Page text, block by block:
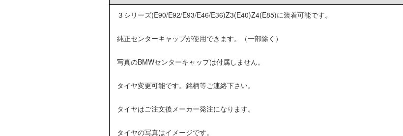
３シリーズ(E90/E92/E93/E46/E36)Z3(E40)Z4(E85)に装着可能です。
純正センターキャップが使用できます。（一部除く）
写真のBMWセンターキャップは付属しません。
タイヤ変更可能です。銘柄等ご連絡下さい。
タイヤはご注文後メーカー発注になります。
タイヤの写真はイメージです。